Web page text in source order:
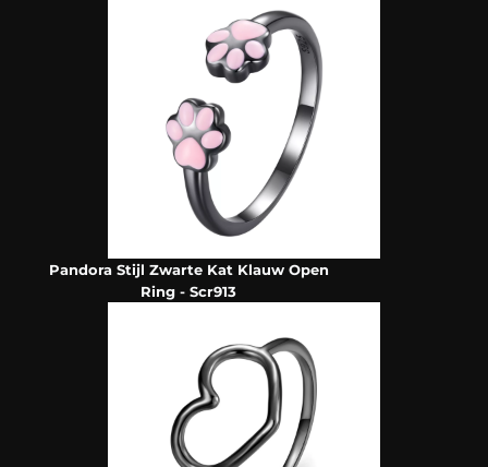
Pandora Stijl Zwarte Kat Klauw Open
Ring - Scr913